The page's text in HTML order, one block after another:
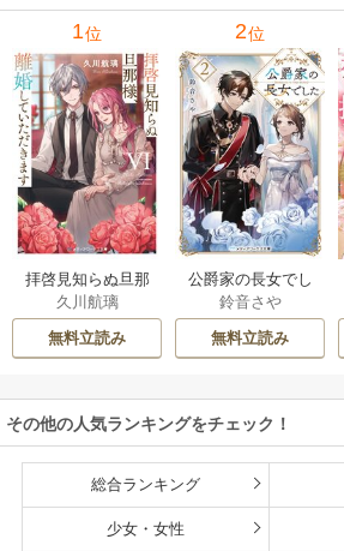
1位
拝啓見知らぬ旦那
様、離婚していた
だきます
久川航璃
無料立読み
2位
公爵家の長女でし
た
鈴音さや
無料立読み
その他の人気ランキングをチェック！
総合ランキング
少女・女性